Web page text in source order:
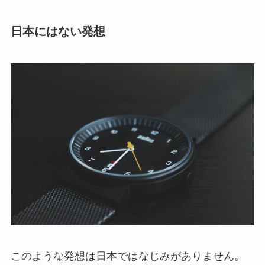
日本にはない発想
このような発想は日本ではなじみがありません。